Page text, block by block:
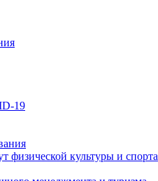
19
физической культуры и спорта